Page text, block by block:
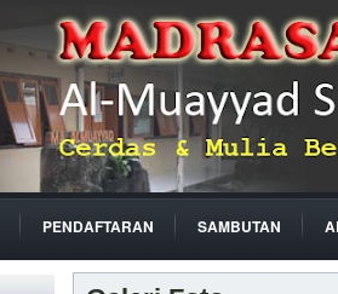
PENDAFTARAN SAMBUTAN